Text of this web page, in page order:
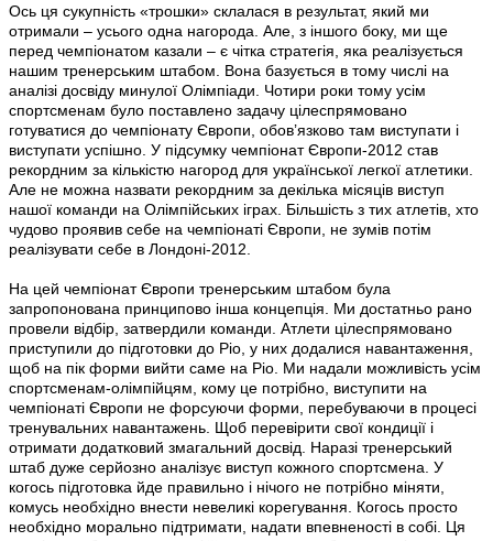
Ось ця сукупність «трошки» склалася в результат, який ми
отримали – усього одна нагорода. Але, з іншого боку, ми ще
перед чемпіонатом казали – є чітка стратегія, яка реалізується
нашим тренерським штабом. Вона базується в тому числі на
аналізі досвіду минулої Олімпіади. Чотири роки тому усім
спортсменам було поставлено задачу цілеспрямовано
готуватися до чемпіонату Європи, обов’язково там виступати і
виступати успішно. У підсумку чемпіонат Європи-2012 став
рекордним за кількістю нагород для української легкої атлетики.
Але не можна назвати рекордним за декілька місяців виступ
нашої команди на Олімпійських іграх. Більшість з тих атлетів, хто
чудово проявив себе на чемпіонаті Європи, не зумів потім
реалізувати себе в Лондоні-2012.
На цей чемпіонат Європи тренерським штабом була
запропонована принципово інша концепція. Ми достатньо рано
провели відбір, затвердили команди. Атлети цілеспрямовано
приступили до підготовки до Ріо, у них додалися навантаження,
щоб на пік форми вийти саме на Ріо. Ми надали можливість усім
спортсменам-олімпійцям, кому це потрібно, виступити на
чемпіонаті Європи не форсуючи форми, перебуваючи в процесі
тренувальних навантажень. Щоб перевірити свої кондиції і
отримати додатковий змагальний досвід. Наразі тренерський
штаб дуже серйозно аналізує виступ кожного спортсмена. У
когось підготовка йде правильно і нічого не потрібно міняти,
комусь необхідно внести невеликі корегування. Когось просто
необхідно морально підтримати, надати впевненості в собі. Ця